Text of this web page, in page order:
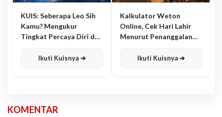
KUIS: Seberapa Leo Sih
Kamu? Mengukur
Tingkat Percaya Diri dan
Ikuti Kuisnya ➔
Kalkulator Weton
Online, Cek Hari Lahir
Menurut Penanggalan
Ikuti Kuisnya ➔
KOMENTAR